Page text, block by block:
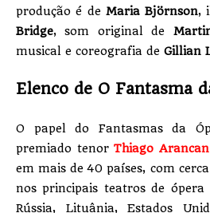
produção é de Maria Björnson,
Bridge, som original de
musical e coreografia de Gillian
Elenco de O Fantasma
O papel do Fantasmas da
premiado tenorThiago Arancan
em mais de 40 países, com
nos principais teatros de
Rússia, Lituânia, Estados